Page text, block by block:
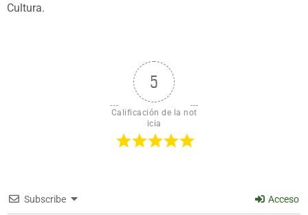
Cultura.
5
Calificación de la not
icia
Subscribe Acceso